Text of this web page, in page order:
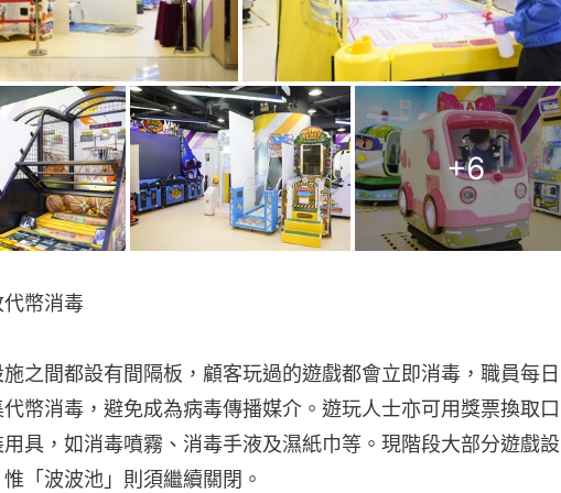
代幣消毒
之間都設有間隔板，顧客玩過的遊戲都會立即消毒，職員每日
代幣消毒，避免成為病毒傳播媒介。遊玩人士亦可用獎票換取口
用具，如消毒噴霧、消毒手液及濕紙巾等。現階段大部分遊戲設
惟「波波池」則須繼續關閉。
入大跌，冀望樂園開業後能恢復人流，但估計生意仍下跌一
客一旦發燒就不准進場，相信受感染風險不高。